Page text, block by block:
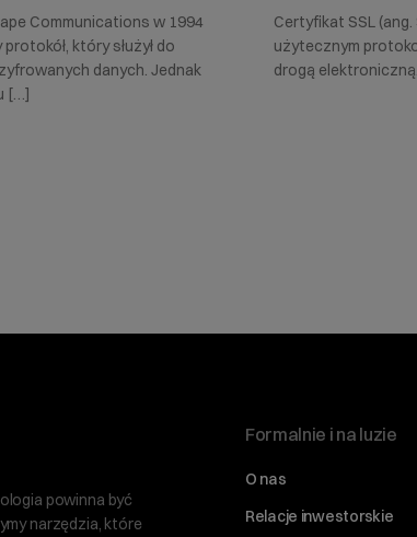
Communications w 1994
który służył do
danych. Jednak
[…]
Certyfikat SSL
użytecznym
drogą
powinna być
narzędzia, które
Formalnie i na luzie
O nas
Relacje inwestorskie